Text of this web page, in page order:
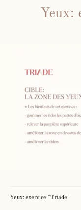
Yeux:
Yeux: exercice "Triade"